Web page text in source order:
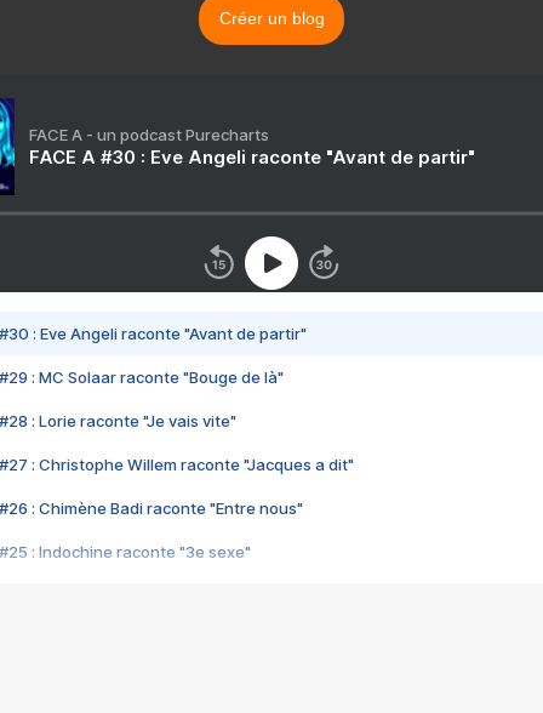
Créer un blog
FACE A - un podcast Purecharts
FACE A #30 : Eve Angeli raconte "Avant de partir"
#30 : Eve Angeli raconte "Avant de partir"
#29 : MC Solaar raconte "Bouge de là"
#28 : Lorie raconte "Je vais vite"
#27 : Christophe Willem raconte "Jacques a dit"
#26 : Chimène Badi raconte "Entre nous"
#25 : Indochine raconte "3e sexe"